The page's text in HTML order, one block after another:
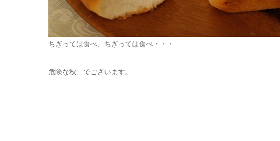
ちぎっては食べ、ちぎっては食べ・・・
危険な秋、でございます。